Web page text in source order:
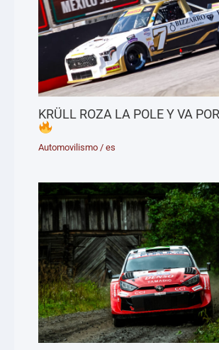
KRÜLL ROZA LA POLE Y VA
Automovilismo /es